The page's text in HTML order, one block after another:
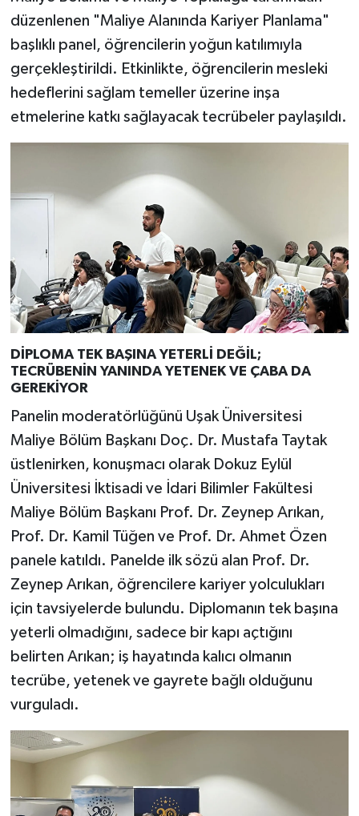
düzenlenen "Maliye Alanında Kariyer Planlama"
başlıklı panel, öğrencilerin yoğun katılımıyla
gerçekleştirildi. Etkinlikte, öğrencilerin mesleki
hedeflerini sağlam temeller üzerine inşa
etmelerine katkı sağlayacak tecrübeler paylaşıldı.
DİPLOMA TEK BAŞINA YETERLİ DEĞİL;
TECRÜBENİN YANINDA YETENEK VE ÇABA DA
GEREKİYOR
Panelin moderatörlüğünü Uşak Üniversitesi
Maliye Bölüm Başkanı Doç. Dr. Mustafa Taytak
üstlenirken, konuşmacı olarak Dokuz Eylül
Üniversitesi İktisadi ve İdari Bilimler Fakültesi
Maliye Bölüm Başkanı Prof. Dr. Zeynep Arıkan,
Prof. Dr. Kamil Tüğen ve Prof. Dr. Ahmet Özen
panele katıldı. Panelde ilk sözü alan Prof. Dr.
Zeynep Arıkan, öğrencilere kariyer yolculukları
için tavsiyelerde bulundu. Diplomanın tek başına
yeterli olmadığını, sadece bir kapı açtığını
belirten Arıkan; iş hayatında kalıcı olmanın
tecrübe, yetenek ve gayrete bağlı olduğunu
vurguladı.